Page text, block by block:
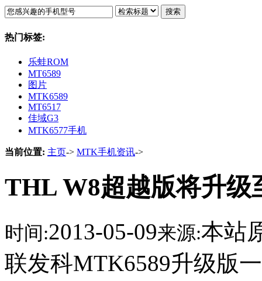
搜索
热门标签:
乐蛙ROM
MT6589
图片
MTK6589
MT6517
佳域G3
MTK6577手机
当前位置: 主页-> MTK手机资讯->
THL W8超越版将升级
时间:2013-05-09来源:本站
联发科MTK6589升级版